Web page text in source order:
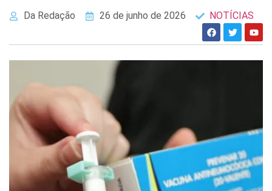
Da Redação 26 de junho de 2026 NOTÍCIAS